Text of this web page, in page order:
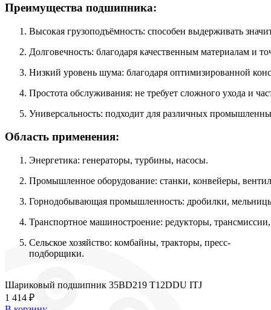
Преимущества подшипника:
Высокая грузоподъёмность: способен выдерживать
Долговечность: благодаря качественным материалам и
Низкий уровень шума: благодаря оптимизированной
Простота обслуживания: не требует сложного ухода и
Универсальность: подходит для различных
Область применения:
Энергетика: генераторы, турбины, насосы.
Промышленное оборудование: станки, конвейеры,
Горнодобывающая промышленность: дробилки,
Транспортное машиностроение: редукторы,
Сельское хозяйство: комбайны, тракторы, пресс-
подборщики.
Шариковый подшипник 35BD219 T12DDU ITJ
1 414 ₽